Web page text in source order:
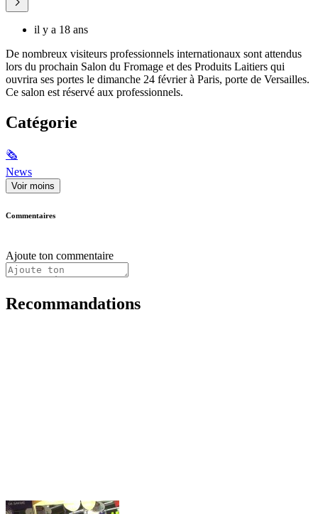
il y a 18 ans
De nombreux visiteurs professionnels internationaux sont attendus
lors du prochain Salon du Fromage et des Produits Laitiers qui
ouvrira ses portes le dimanche 24 février à Paris, porte de Versailles.
Ce salon est réservé aux professionnels.
Catégorie
🗞
News
Voir moins
Commentaires
Ajoute ton commentaire
Recommandations